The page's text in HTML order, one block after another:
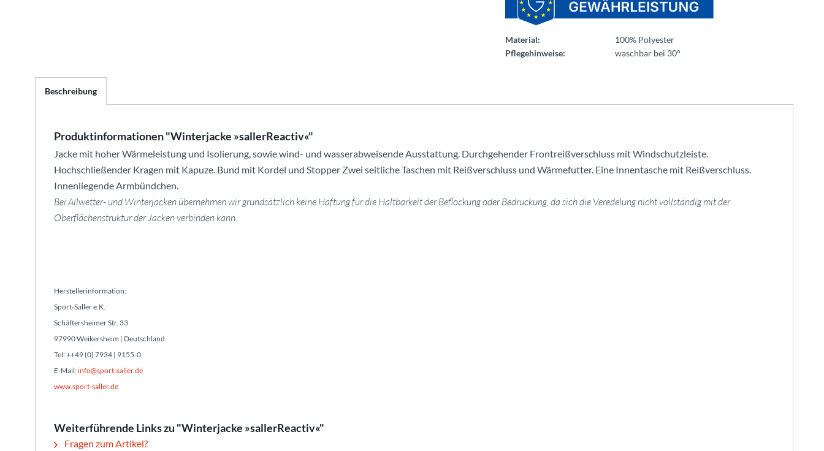
Material:
100% Polyester
Pflegehinweise:
waschbar bei 30°
Beschreibung
Produktinformationen "Winterjacke »sallerReactiv«"
Jacke mit hoher Wärmeleistung und Isolierung, sowie wind- und wasserabweisende Ausstattung. Durchgehender Frontreißverschluss mit Windschutzleiste.
Hochschließender Kragen mit Kapuze. Bund mit Kordel und Stopper Zwei seitliche Taschen mit Reißverschluss und Wärmefutter. Eine Innentasche mit Reißverschluss.
Innenliegende Armbündchen.
Bei Allwetter- und Winterjacken übernehmen wir grundsätzlich keine Haftung für die Haltbarkeit der Beflockung oder Bedruckung, da sich die Veredelung nicht vollständig mit der
Oberflächenstruktur der Jacken verbinden kann.
Herstellerinformation:
Sport-Saller e.K.
Schäftersheimer Str. 33
97990 Weikersheim | Deutschland
Tel: ++49 (0) 7934 | 9155-0
E-Mail:info@sport-saller.de
www.sport-saller.de
Weiterführende Links zu "Winterjacke »sallerReactiv«"
Fragen zum Artikel?